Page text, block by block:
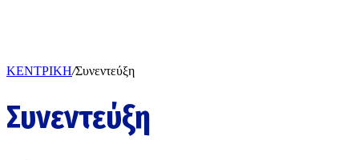
ΚΕΝΤΡΙΚΗ/Συνεντεύξη
Συνεντεύξη